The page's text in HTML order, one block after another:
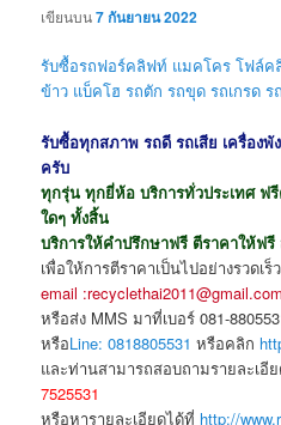
เขียนบน7 กันยายน 2022
รับซื้อรถฟอร์คลิฟท์ แมคโคร โฟล์ค
ข้าว แบ็คโฮ รถตัก รถขุด รถเกรด ร
รับซื้อทุกสภาพ รถดี รถเสีย เครื่องพั
ครับ
ทุกรุ่น ทุกยี่ห้อ บริการทั่วประเทศ ฟ
ใดๆ ทั้งสิ้น
บริการให้คำปรึกษาฟรี ตีราคาให้ฟรี
เพื่อให้การตีราคาเป็นไปอย่างรวดเ
email :recyclethai2011@gmail.com
หรือส่ง MMS มาที่เบอร์ 081-
หรือLine: 0818805531 หรือคลิก
และท่านสามารถสอบถามรายละเอี
7525531
หรือหารายละเอียดได้ที่ http://